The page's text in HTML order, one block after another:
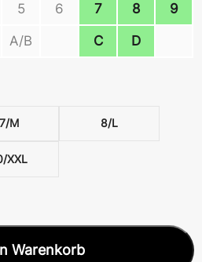
5 6 7 8 9
A/B C D
7/M 8/L
XXL
Warenkorb